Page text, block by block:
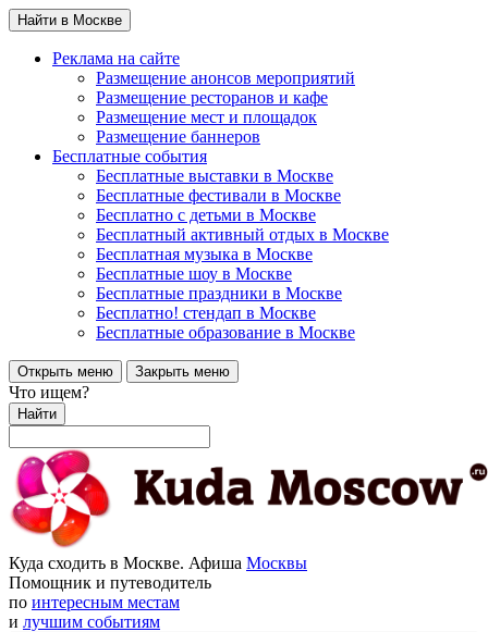
Найти в Москве
Реклама на сайте
Размещение анонсов мероприятий
Размещение ресторанов и кафе
Размещение мест и площадок
Размещение баннеров
Бесплатные события
Бесплатные выставки в Москве
Бесплатные фестивали в Москве
Бесплатно с детьми в Москве
Бесплатный активный отдых в Москве
Бесплатная музыка в Москве
Бесплатные шоу в Москве
Бесплатные праздники в Москве
Бесплатно! стендап в Москве
Бесплатные образование в Москве
Открыть меню Закрыть меню
Что ищем?
Найти
Куда сходить в Москве. Афиша Москвы
Помощник и путеводитель
по интересным местам
и лучшим событиям